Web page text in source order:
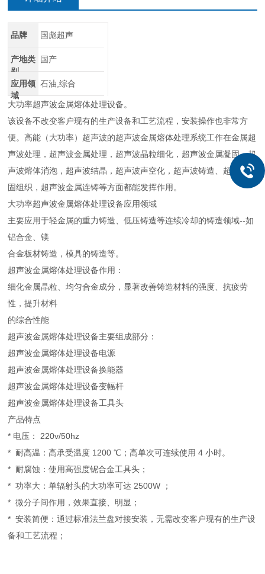
品牌 国彪超声
产地类
别
国产
应用领
域
石油,综合
大功率超声波金属熔体处理设备。
该设备不改变客户现有的生产设备和工艺流程，安装操作也非常方
便。高能（大功率）超声波的超声波金属熔体处理系统工作在金属超
声波处理，超声波金属处理，超声波晶粒细化，超声波金属凝固，超
声波熔体消泡，超声波结晶，超声波声空化，超声波铸造、超声波凝
固组织，超声波金属连铸等方面都能发挥作用。
大功率超声波金属熔体处理设备应用领域
主要应用于轻金属的重力铸造、低压铸造等连续冷却的铸造领域--如
铝合金、镁
合金板材铸造，模具的铸造等。
超声波金属熔体处理设备作用：
细化金属晶粒、均匀合金成分，显著改善铸造材料的强度、抗疲劳
性，提升材料
的综合性能
超声波金属熔体处理设备主要组成部分：
超声波金属熔体处理设备电源
超声波金属熔体处理设备换能器
超声波金属熔体处理设备变幅杆
超声波金属熔体处理设备工具头
产品特点
* 电压： 220v/50hz
* 耐高温：高承受温度 1200 ℃；高单次可连续使用 4 小时。
* 耐腐蚀：使用高强度铌合金工具头；
* 功率大：单辐射头的大功率可达 2500W ；
* 微分子间作用，效果直接、明显；
* 安装简便：通过标准法兰盘对接安装，无需改变客户现有的生产设
备和工艺流程；